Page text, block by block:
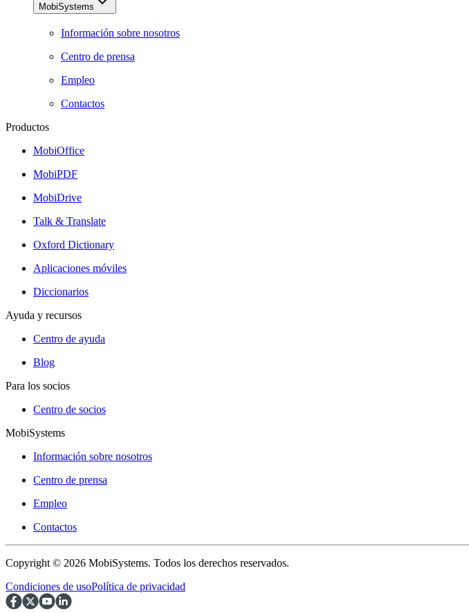
MobiSystems
Información sobre nosotros
Centro de prensa
Empleo
Contactos
Productos
MobiOffice
MobiPDF
MobiDrive
Talk & Translate
Oxford Dictionary
Aplicaciones móviles
Diccionarios
Ayuda y recursos
Centro de ayuda
Blog
Para los socios
Centro de socios
MobiSystems
Información sobre nosotros
Centro de prensa
Empleo
Contactos
Copyright © 2026 MobiSystems. Todos los derechos reservados.
Condiciones de usoPolítica de privacidad